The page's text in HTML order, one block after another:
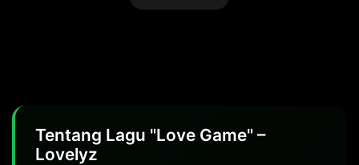
Tentang Lagu "Love Game" –
Lovelyz